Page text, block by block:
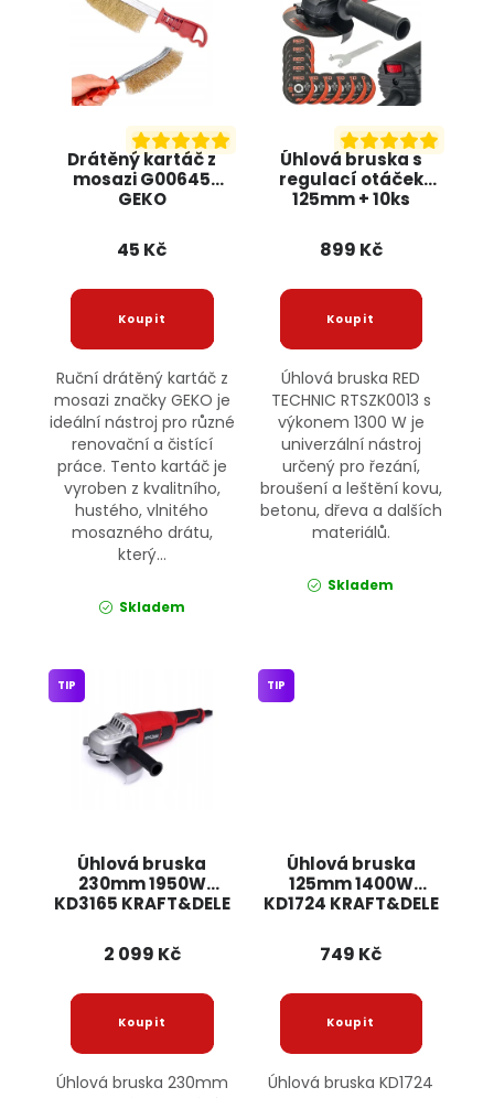
Drátěný kartáč z
mosazi G00645
GEKO
45 Kč
Ruční drátěný kartáč z
mosazi značky GEKO je
ideální nástroj pro různé
renovační a čistící
práce. Tento kartáč je
vyroben z kvalitního,
hustého, vlnitého
mosazného drátu,
který...
Skladem
Úhlová bruska s
regulací otáček
125mm + 10ks
RTSZK0013 RED
TECHNIC
899 Kč
Úhlová bruska RED
TECHNIC RTSZK0013 s
výkonem 1300 W je
univerzální nástroj
určený pro řezání,
broušení a leštění kovu,
betonu, dřeva a dalších
materiálů.
Skladem
Úhlová bruska
230mm 1950W
KD3165 KRAFT&DELE
TIP
2 099 Kč
Úhlová bruska 230mm
Úhlová bruska
125mm 1400W
KD1724 KRAFT&DELE
TIP
749 Kč
Úhlová bruska KD1724